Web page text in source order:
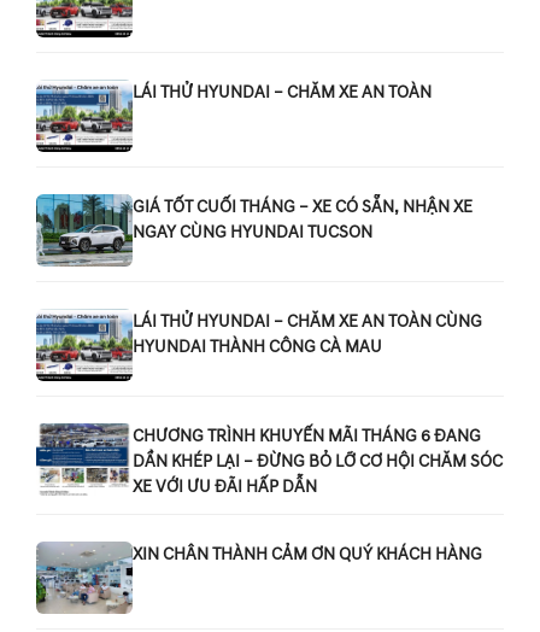
LÁI THỬ HYUNDAI – CHĂM XE AN TOÀN
GIÁ TỐT CUỐI THÁNG – XE CÓ SẴN, NHẬN XE
NGAY CÙNG HYUNDAI TUCSON
LÁI THỬ HYUNDAI – CHĂM XE AN TOÀN CÙNG
HYUNDAI THÀNH CÔNG CÀ MAU
CHƯƠNG TRÌNH KHUYẾN MÃI THÁNG 6 ĐANG
DẦN KHÉP LẠI – ĐỪNG BỎ LỠ CƠ HỘI CHĂM SÓC
XE VỚI ƯU ĐÃI HẤP DẪN
XIN CHÂN THÀNH CẢM ƠN QUÝ KHÁCH HÀNG